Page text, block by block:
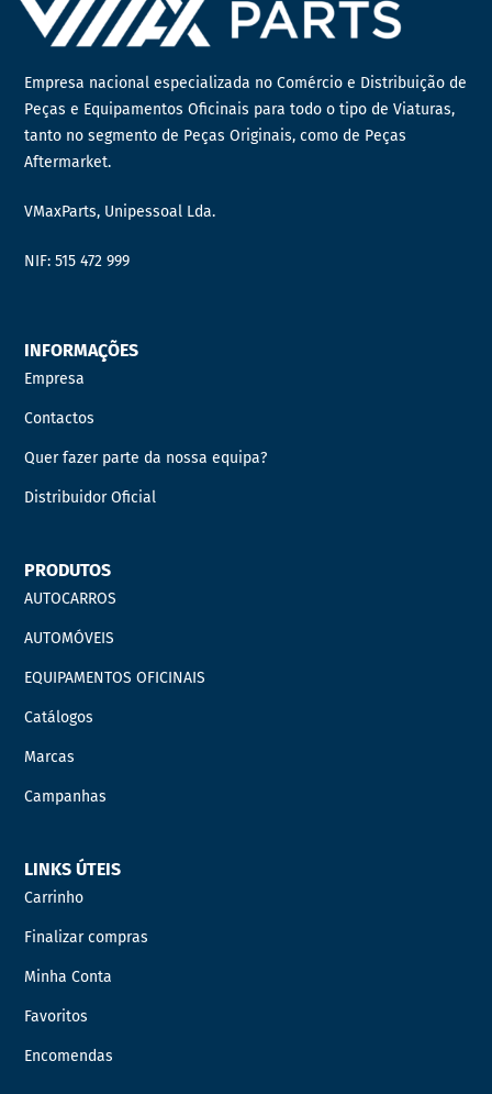
Empresa nacional especializada no Comércio e Distribuição de
Peças e Equipamentos Oficinais para todo o tipo de Viaturas,
tanto no segmento de Peças Originais, como de Peças
Aftermarket.
VMaxParts, Unipessoal Lda.
NIF: 515 472 999
INFORMAÇÕES
Empresa
Contactos
Quer fazer parte da nossa equipa?
Distribuidor Oficial
PRODUTOS
AUTOCARROS
AUTOMÓVEIS
EQUIPAMENTOS OFICINAIS
Catálogos
Marcas
Campanhas
LINKS ÚTEIS
Carrinho
Finalizar compras
Minha Conta
Favoritos
Encomendas